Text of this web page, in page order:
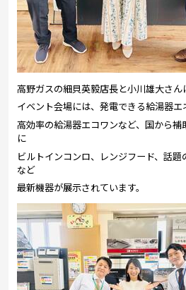
高野ガスの細貝英毅店長と小川雄大さん
イベント会場には、発電できる給湯器エ
高効率の給湯器エコワンなど、国から
に
ビルトインコンロ、レンジフード、話題
など
最新機器が展示されています。